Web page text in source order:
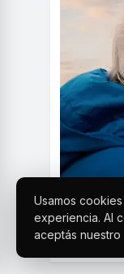
Usamos
experiencia. Al
aceptás nuestro